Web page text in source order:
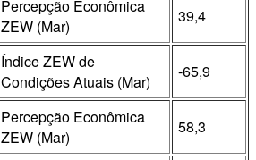
Percepção Econômica
ZEW (Mar)
39,4
Índice ZEW de
Condições Atuais (Mar)
-65,9
Percepção Econômica
ZEW (Mar)
58,3